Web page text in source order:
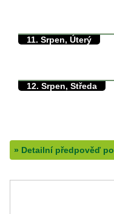
11. Srpen, Úterý
12. Srpen, Středa
» Detailní předpověď